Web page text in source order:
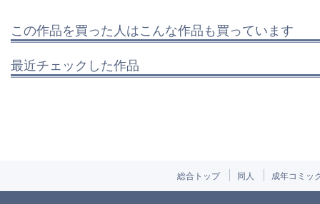
この作品を買った人はこんな作品も買っています
最近チェックした作品
総合トップ 同人 成年コミッ